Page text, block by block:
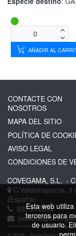
AÑADIR AL
CONTACTE CON
NOSOTROS
MAPA DEL SITIO
POLÍTICA DE
AVISO LEGAL
CONDICIONES DE
COVEGAMA, S.L. -
C/Valdelospozos,
(España)
925 212882
Esta web
terceros para
de usuario.